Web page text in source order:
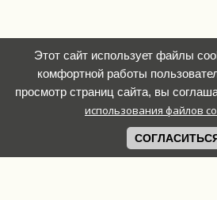
Этот сайт использует файлы
комфортной работы
просмотр страниц сайта, вы
использования файлов